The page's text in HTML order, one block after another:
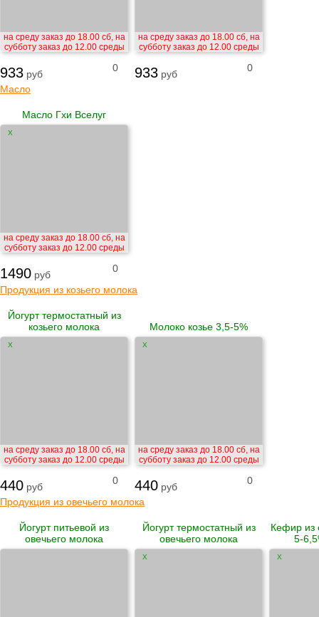
на среду заказ до 18.00 сб, на
субботу заказ до 12.00 среды
933 руб
0
на среду заказ до 18.00 сб, на
субботу заказ до 12.00 среды
933 руб
0
Масло
Масло Гхи Вселуг
X
на среду заказ до 18.00 сб, на
субботу заказ до 12.00 среды
1490 руб
0
Продукция из козьего молока
Йогурт термостатный из
козьего молока
X
на среду заказ до 18.00 сб, на
субботу заказ до 12.00 среды
440 руб
0
Молоко козье 3,5-5%
X
на среду заказ до 18.00 сб, на
субботу заказ до 12.00 среды
440 руб
0
Продукция из овечьего молока
Йогурт питьевой из
овечьего молока
Йогурт термостатный из
овечьего молока
X
Кефир из
5-
X